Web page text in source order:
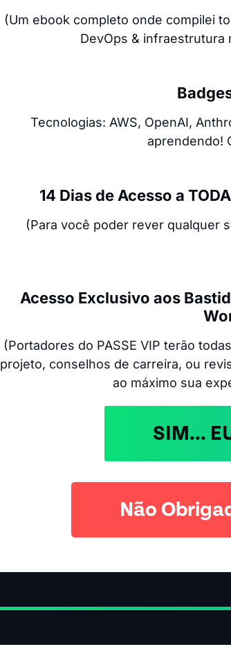
(Um ebook completo onde compilei
DevOps & infraestrutura
Tecnologias: AWS, OpenAI,
aprendendo!
14 Dias de Acesso a
(Para você poder rever qualquer
Acesso Exclusivo aos
(Portadores do PASSE VIP terão
projeto, conselhos de carreira, ou
ao máximo sua
SIM...
Não